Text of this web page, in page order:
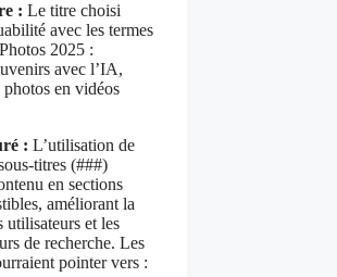
: Le titre choisi
avec les termes
2025 :
avec l’IA,
en vidéos
: L’utilisation de
titres (###)
en sections
améliorant la
et les
de recherche. Les
pointer vers :